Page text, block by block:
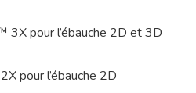
pour l’ébauche 2D et 3D
pour l’ébauche 2D